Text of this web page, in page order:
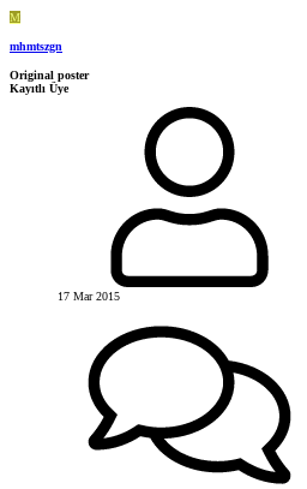
M
mhmtszgn
Original poster
Kayıtlı Üye
17 Mar 2015